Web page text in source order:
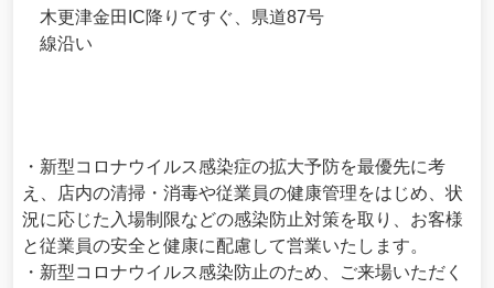
木更津金田IC降りてすぐ、県道87号
線沿い
・新型コロナウイルス感染症の拡大予防を最優先に考
え、店内の清掃・消毒や従業員の健康管理をはじめ、状
況に応じた入場制限などの感染防止対策を取り、お客様
と従業員の安全と健康に配慮して営業いたします。
・新型コロナウイルス感染防⽌のため、ご来場いただく